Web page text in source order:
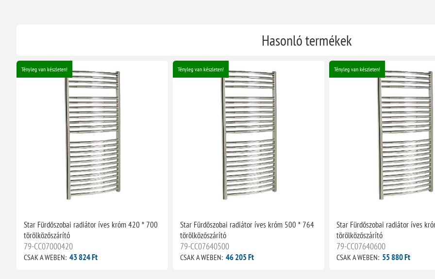
Hasonló termékek
Tényleg van készleten!
Star Fürdőszobai radiátor íves króm 420 * 700
törölközőszárító
79-CC07000420
CSAK A WEBEN: 43 824 Ft
Tényleg van készleten!
Star Fürdőszobai radiátor íves króm 500 * 764
törölközőszárító
79-CC07640500
CSAK A WEBEN: 46 205 Ft
Tényleg van készleten!
Star Fürdőszobai radiátor íves
törölközőszárító
79-CC07640600
CSAK A WEBEN: 55 880 Ft